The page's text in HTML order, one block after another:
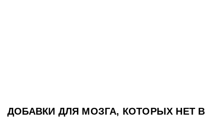
ДОБАВКИ ДЛЯ МОЗГА, КОТОРЫХ НЕТ В